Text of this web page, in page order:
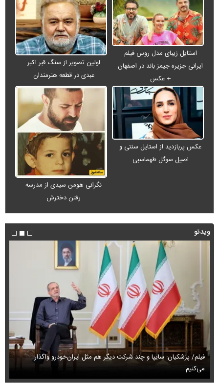
استایل زیبای مدل روس فیلم
ایرانی جزیره جیمز باند در اصفهان
+ عکس
اولین تصویر از سنگ قبر اکبر
عبدی در قطعه هنرمندان
عکس پربازدید از استایل سنتی و
اصیل سوگل طهماسبی
نگرانی هومن سیدی از مدرسه
رفتن دخترش
ویدئو
فیلم/ پزشکیان: سایپا و چند شرکت دیگر هم مثل ایران‌خودرو واگذار
می‌کنیم